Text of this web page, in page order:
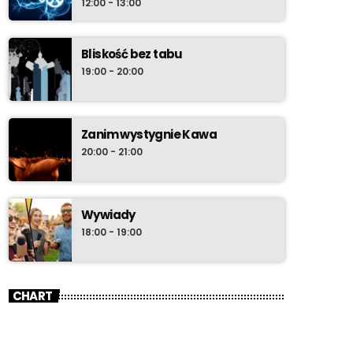
Bliskość bez tabu
19:00 - 20:00
Zanim wystygnie Kawa
20:00 - 21:00
Wywiady
18:00 - 19:00
CHART